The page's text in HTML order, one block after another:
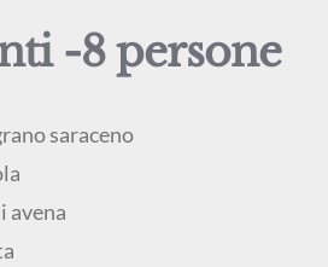
-8 persone
saraceno
avena